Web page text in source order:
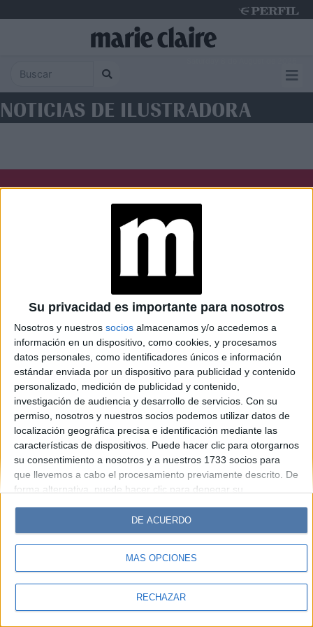
Su privacidad es importante para nosotros
Nosotros y nuestros socios almacenamos y/o accedemos a
información en un dispositivo, como cookies, y procesamos
datos personales, como identificadores únicos e información
estándar enviada por un dispositivo para publicidad y contenido
personalizado, medición de publicidad y contenido,
investigación de audiencia y desarrollo de servicios. Con su
permiso, nosotros y nuestros socios podemos utilizar datos de
localización geográfica precisa e identificación mediante las
características de dispositivos. Puede hacer clic para otorgarnos
su consentimiento a nosotros y a nuestros 1733 socios para
que llevemos a cabo el procesamiento previamente descrito. De
forma alternativa, puede hacer clic para denegar su
cambiar sus preferencias antes de otorgar su consentimiento.
Tenga en cuenta que algún procesamiento de sus datos
personales puede no requerir de su consentimiento, pero usted
tiene el derecho de rechazar tal procesamiento. Sus
sus preferencias o retirar su consentimiento en cualquier
MÁS OPCIONES
RECHAZAR
DE ACUERDO
NOTICIAS DE ILUSTRADORA
Caras Noticias
Weekend Parabrisas
Look
Luz Mía Lunateen Break BATimes
© Perfil.com 2006-2019 - Todos los derechos reservados
Registro de Propiedad Intelectual: Nro. 5346433